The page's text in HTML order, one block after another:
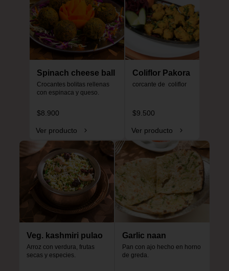
Spinach cheese ball
Crocantes bolitas rellenas
con espinaca y queso.
$8.900
Ver producto
Coliflor Pakora
corcante de  coliflor
$9.500
Ver producto
Veg. kashmiri pulao
Arroz con verdura, frutas
secas y especies.
Garlic naan
Pan con ajo hecho en horno
de greda.